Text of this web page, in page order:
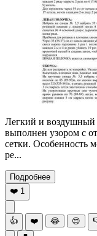
Легкий и воздушный
выполнен узором с
сетки. Особенность
ре...
Подробнее
❤️ 1
👍 ❤️ 😂 😍